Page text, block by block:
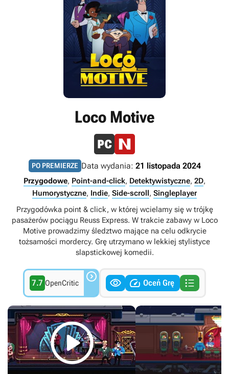
Loco Motive
PO PREMIERZE Data wydania: 21 listopada 2024
Przygodowe, Point-and-click, Detektywistyczne, 2D,
Humorystyczne, Indie, Side-scroll, Singleplayer
Przygodówka point & click, w której wcielamy się w trójkę
pasażerów pociągu Reuss Express. W trakcie zabawy w Loco
Motive prowadzimy śledztwo mające na celu odkrycie
tożsamości mordercy. Grę utrzymano w lekkiej stylistyce
slapstickowej komedii.
7.7 OpenCritic    Oceń Grę 
